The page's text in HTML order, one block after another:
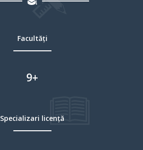
Facultăți
9+
Specializari licență